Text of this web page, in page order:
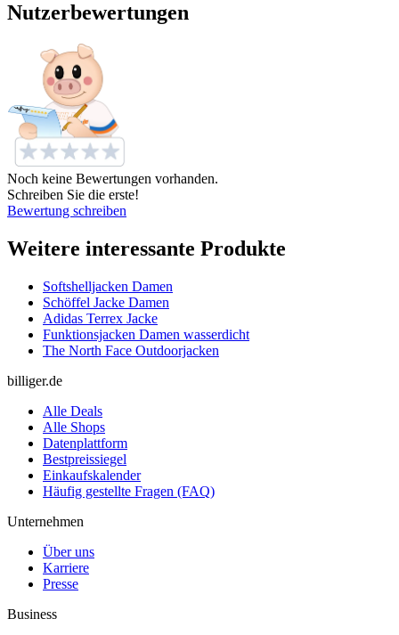
Nutzerbewertungen
Noch keine Bewertungen vorhanden.
Schreiben Sie die erste!
Bewertung schreiben
Weitere interessante Produkte
Softshelljacken Damen
Schöffel Jacke Damen
Adidas Terrex Jacke
Funktionsjacken Damen wasserdicht
The North Face Outdoorjacken
billiger.de
Alle Deals
Alle Shops
Datenplattform
Bestpreissiegel
Einkaufskalender
Häufig gestellte Fragen (FAQ)
Unternehmen
Über uns
Karriere
Presse
Business